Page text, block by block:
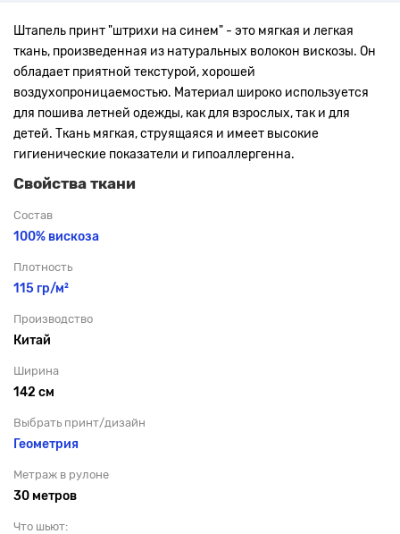
Штапель принт "штрихи на синем" - это мягкая и легкая
ткань, произведенная из натуральных волокон вискозы. Он
обладает приятной текстурой, хорошей
воздухопроницаемостью. Материал широко используется
для пошива летней одежды, как для взрослых, так и для
детей. Ткань мягкая, струящаяся и имеет высокие
гигиенические показатели и гипоаллергенна.
Свойства ткани
Состав
100% вискоза
Плотность
115 гр/м²
Производство
Китай
Ширина
142 см
Выбрать принт/дизайн
Геометрия
Метраж в рулоне
30 метров
Что шьют: